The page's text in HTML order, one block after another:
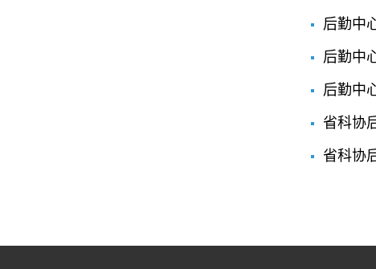
后勤中
后勤中
后勤中
省科协
省科协